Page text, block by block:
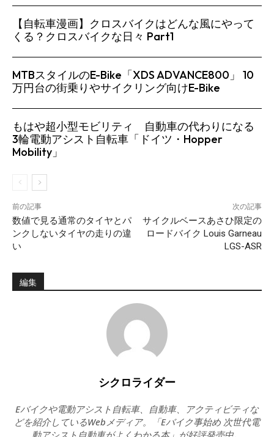
【自転車漫画】クロスバイクはどんな風にやって
くる？クロスバイクな日々 Part1
MTBスタイルのE-Bike「XDS ADVANCE800」 10
万円台の街乗りやサイクリング向けE-Bike
もはや超小型モビリティ 自動車の代わりになる
3輪電動アシスト自転車「ドイツ・Hopper
Mobility」
前の記事
数値で見る通常のタイヤとパ
ンクしないタイヤの走りの違
い
次の記事
サイクルベースあさひ限定の
ロードバイク Louis Garneau
LGS-ASR
編集
シクロライダー
Eバイクや電動アシスト自転車、自動車、アクティビティな
どを紹介しているWebメディア。「Eバイク事始め 次世代電
動アシスト自動車がよくわかる本」が好評発売中。